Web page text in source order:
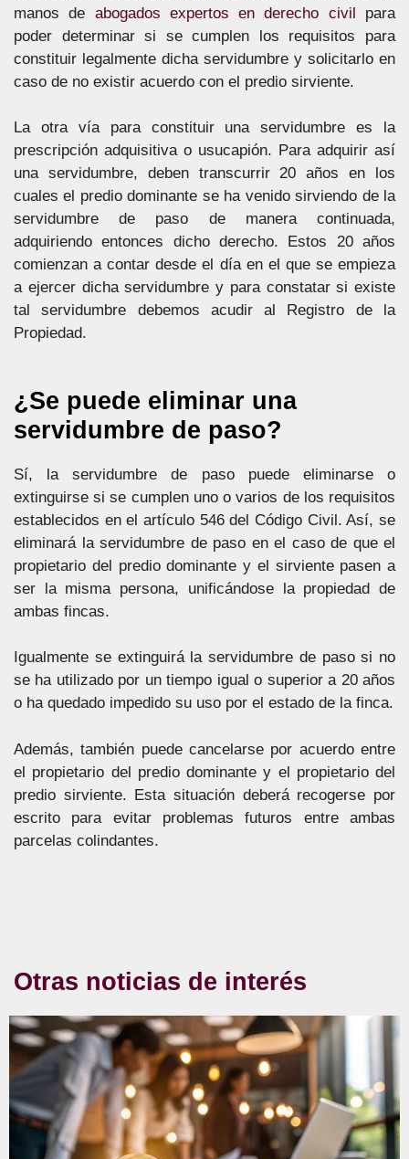
manos de abogados expertos en derecho civil para
poder determinar si se cumplen los requisitos para
constituir legalmente dicha servidumbre y solicitarlo en
caso de no existir acuerdo con el predio sirviente.
La otra vía para constituir una servidumbre es la
prescripción adquisitiva o usucapión. Para adquirir así
una servidumbre, deben transcurrir 20 años en los
cuales el predio dominante se ha venido sirviendo de la
servidumbre de paso de manera continuada,
adquiriendo entonces dicho derecho. Estos 20 años
comienzan a contar desde el día en el que se empieza
a ejercer dicha servidumbre y para constatar si existe
tal servidumbre debemos acudir al Registro de la
Propiedad.
¿Se puede eliminar una
servidumbre de paso?
Sí, la servidumbre de paso puede eliminarse o
extinguirse si se cumplen uno o varios de los requisitos
establecidos en el artículo 546 del Código Civil. Así, se
eliminará la servidumbre de paso en el caso de que el
propietario del predio dominante y el sirviente pasen a
ser la misma persona, unificándose la propiedad de
ambas fincas.
Igualmente se extinguirá la servidumbre de paso si no
se ha utilizado por un tiempo igual o superior a 20 años
o ha quedado impedido su uso por el estado de la finca.
Además, también puede cancelarse por acuerdo entre
el propietario del predio dominante y el propietario del
predio sirviente. Esta situación deberá recogerse por
escrito para evitar problemas futuros entre ambas
parcelas colindantes.
Otras noticias de interés